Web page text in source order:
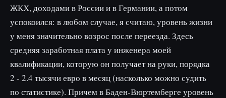
ЖКХ, доходами в России и в Германии, а потом
успокоился: в любом случае, я считаю, уровень жизни
у меня значительно возрос после переезда. Здесь
средняя заработная плата у инженера моей
квалификации, которую он получает на руки, порядка
2 - 2.4 тысячи евро в месяц (насколько можно судить
по статистике). Причем в Баден-Вюртемберге уровень